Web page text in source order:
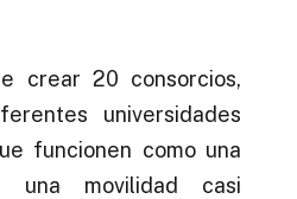
crear 20 consorcios,
universidades
funcionen como una
movilidad casi